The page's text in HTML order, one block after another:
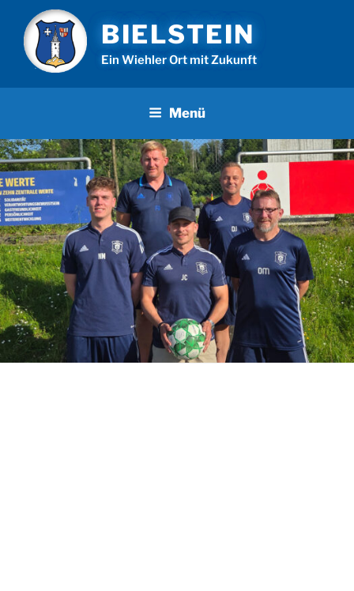
Inhalt
springen
BIELSTEIN
Ein Wiehler Ort mit Zukunft
Menü